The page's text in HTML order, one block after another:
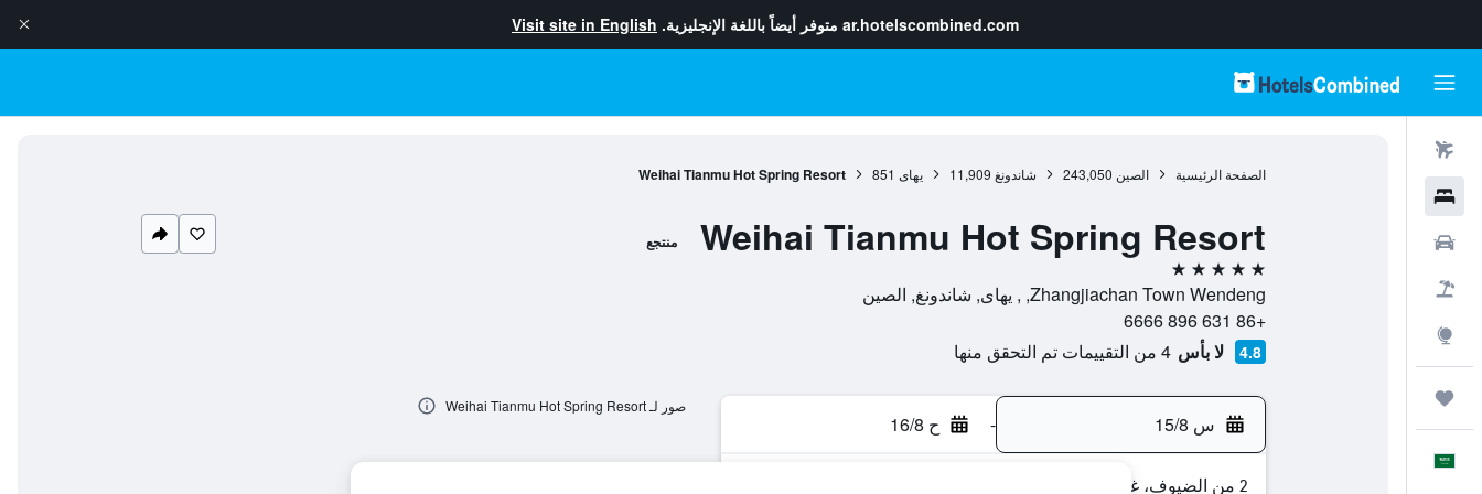
ar.hotelscombined.com متوفر أيضاً باللغة الإنجليزية. Visit site in English
الصفحة الرئيسية الصين 243,050 شاندونغ 11,909 يهاى 851
Weihai Tianmu Hot Spring Resort
Weihai Tianmu Hot Spring Resort منتجع
5 نجوم
Zhangjiachan Town Wendeng, , يهاى, شاندونغ, الصين
+86 631 896 6666
4.8 لا بأس 4 من التقييمات تم التحقق منها
س 15/8 - ح 16/8
2 من الضيوف، غرفة واحدة
صور لـ Weihai Tianmu Hot Spring Resort